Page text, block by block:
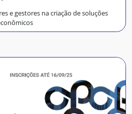
e gestores na criação de soluções